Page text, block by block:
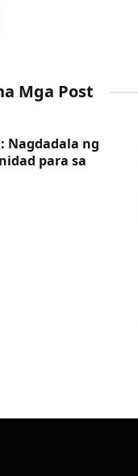
Mga Post
Nagdadala ng
para sa